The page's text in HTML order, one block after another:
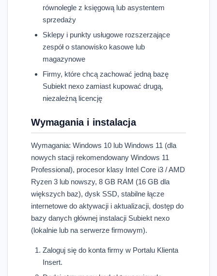
równolegle z księgową lub asystentem
sprzedaży
Sklepy i punkty usługowe rozszerzające
zespół o stanowisko kasowe lub
magazynowe
Firmy, które chcą zachować jedną bazę
Subiekt nexo zamiast kupować drugą,
niezależną licencję
Wymagania i instalacja
Wymagania: Windows 10 lub Windows 11 (dla
nowych stacji rekomendowany Windows 11
Professional), procesor klasy Intel Core i3 / AMD
Ryzen 3 lub nowszy, 8 GB RAM (16 GB dla
większych baz), dysk SSD, stabilne łącze
internetowe do aktywacji i aktualizacji, dostęp do
bazy danych głównej instalacji Subiekt nexo
(lokalnie lub na serwerze firmowym).
Zaloguj się do konta firmy w Portalu Klienta
Insert.